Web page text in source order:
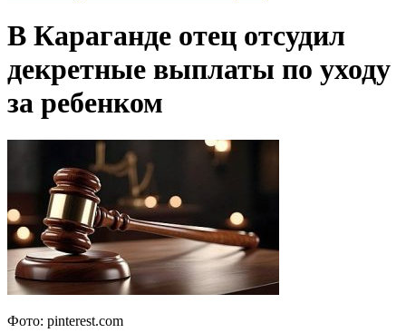
В Караганде отец отсудил
декретные выплаты по уходу
за ребенком
Фото: pinterest.com